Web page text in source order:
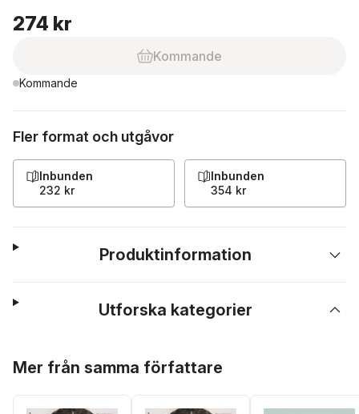
274 kr
Kommande
Kommande
Fler format och utgåvor
Inbunden
232 kr
Inbunden
354 kr
Produktinformation
Utforska kategorier
Mer från samma författare